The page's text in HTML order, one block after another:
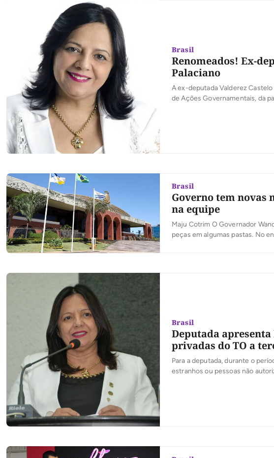
Brasil
Renomeados! Ex-
Palaciano
A ex-deputada Valderez
de Ações Governamentais, da
Brasil
Governo tem novas
na equipe
Maju Cotrim O Governador
peças em algumas pastas. No
Brasil
Deputada
privadas do TO a
Para a deputada, durante o
estranhos ou pessoas não